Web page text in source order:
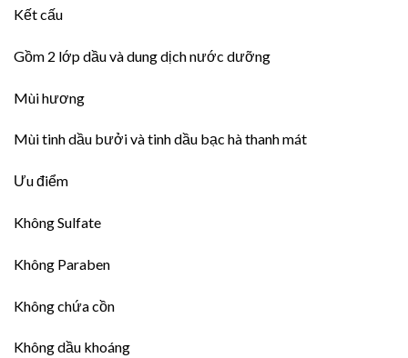
Kết cấu
Gồm 2 lớp dầu và dung dịch nước dưỡng
Mùi hương
Mùi tinh dầu bưởi và tinh dầu bạc hà thanh mát
Ưu điểm
Không Sulfate
Không Paraben
Không chứa cồn
Không dầu khoáng